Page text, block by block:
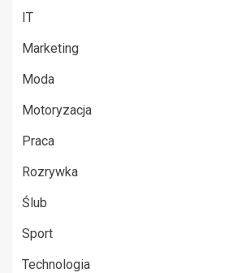
IT
Marketing
Moda
Motoryzacja
Praca
Rozrywka
Ślub
Sport
Technologia